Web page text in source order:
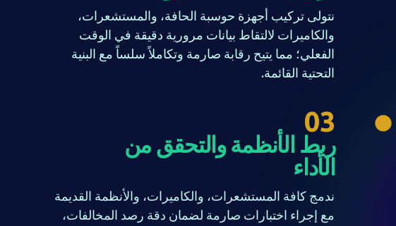
نتولى تركيب أجهزة حوسبة الحافة، والمستشعرات،
والكاميرات لالتقاط بيانات مرورية دقيقة في الوقت
الفعلي؛ مما يتيح رقابة صارمة وتكاملاً سلساً مع البنية
التحتية القائمة.
03
ربط الأنظمة والتحقق من
الأداء
ندمج كافة المستشعرات، والكاميرات، والأنظمة القديمة
مع إجراء اختبارات صارمة لضمان دقة رصد المخالفات،